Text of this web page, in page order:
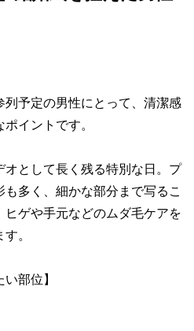
予定の男性にとって、清潔感
イントです。
として長く残る特別な日。プ
多く、細かな部分まで写るこ
ヒゲや手元などのムダ毛ケアを
。
部位】